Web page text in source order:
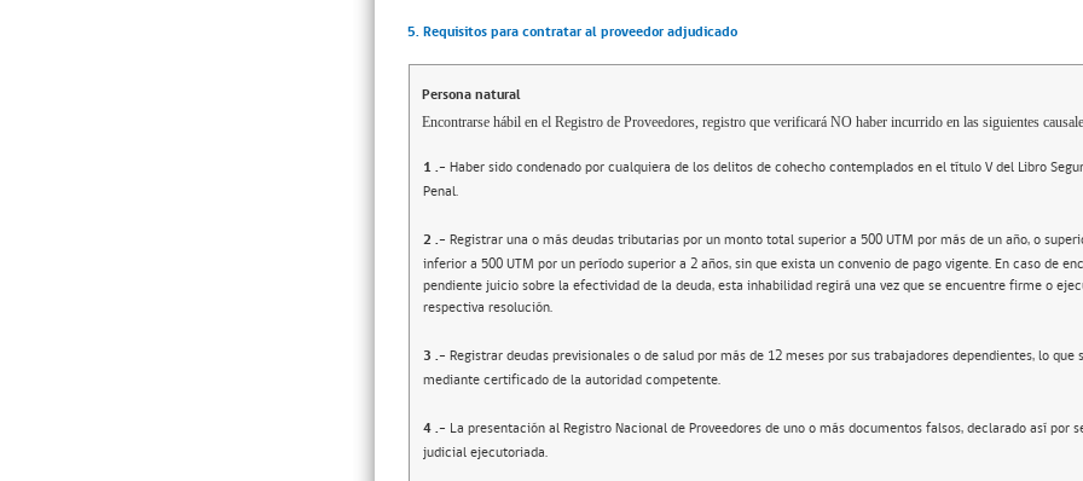
5. Requisitos para contratar al proveedor adjudicado
Persona natural
Encontrarse hábil en el Registro de Proveedores, registro que verificará NO haber incurrido en las siguientes
1.- Haber sido condenado por cualquiera de los delitos de cohecho contemplados en el título V del Libro
Penal.
2.- Registrar una o más deudas tributarias por un monto total superior a 500 UTM por más de un año, o
inferior a 500 UTM por un período superior a 2 años, sin que exista un convenio de pago vigente. En caso de
pendiente juicio sobre la efectividad de la deuda, esta inhabilidad regirá una vez que se encuentre firme o
respectiva resolución.
3 .- Registrar deudas previsionales o de salud por más de 12 meses por sus trabajadores dependientes, lo que
mediante certificado de la autoridad competente.
4.- La presentación al Registro Nacional de Proveedores de uno o más documentos falsos, declarado así por
judicial ejecutoriada.